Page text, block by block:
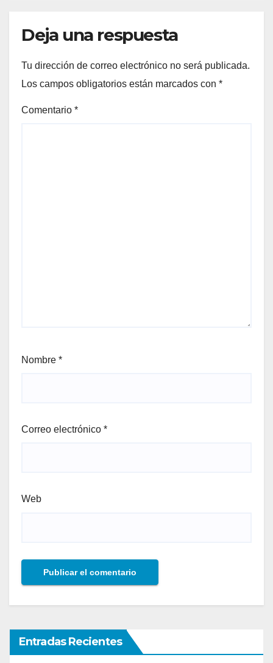
Deja una respuesta
Tu dirección de correo electrónico no será publicada.
Los campos obligatorios están marcados con *
Comentario *
Nombre *
Correo electrónico *
Web
Entradas Recientes